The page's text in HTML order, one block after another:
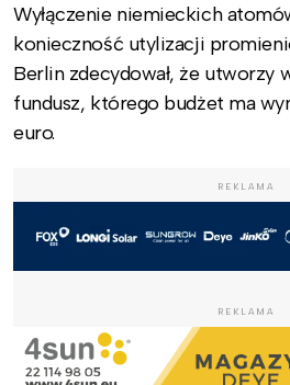
Wyłączenie niemieckich
konieczność utylizacji
Berlin zdecydował, że utworzy
fundusz, którego budżet ma
euro.
REKLAMA
REKLAMA